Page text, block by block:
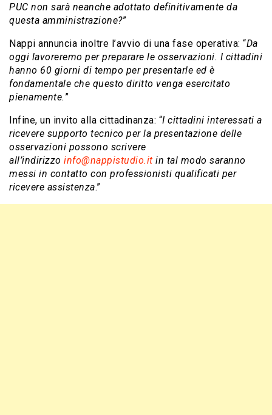
PUC non sarà neanche adottato definitivamente da
questa amministrazione?”
Nappi annuncia inoltre l’avvio di una fase operativa: “Da
oggi lavoreremo per preparare le osservazioni. I cittadini
hanno 60 giorni di tempo per presentarle ed è
fondamentale che questo diritto venga esercitato
pienamente. ”
Infine, un invito alla cittadinanza: “I cittadini interessati a
ricevere supporto tecnico per la presentazione delle
osservazioni possono scrivere
all’indirizzo info@nappistudio.it in tal modo saranno
messi in contatto con professionisti qualificati per
ricevere assistenza.”